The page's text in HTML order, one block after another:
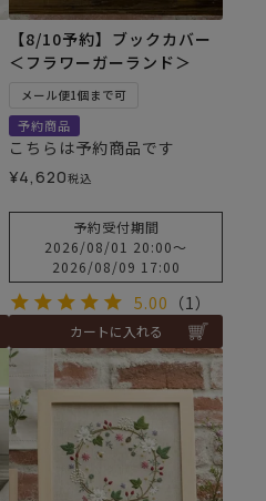
【8/10予約】ブックカバー
＜フラワーガーランド＞
メール便1個まで可
予約商品
こちらは予約商品です
¥4,620税込
予約受付期間
2026/08/01 20:00〜
2026/08/09 17:00
5.00 （1）
カートに入れる